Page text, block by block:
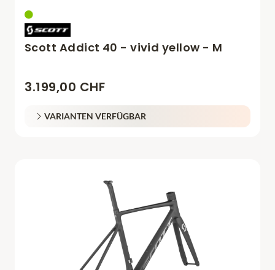
Scott Addict 40 - vivid yellow - M
3.199,00 CHF
VARIANTEN VERFÜGBAR